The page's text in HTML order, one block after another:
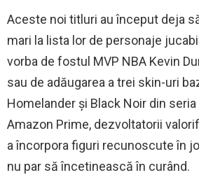
Aceste noi titluri au început deja
mari la lista lor de personaje
vorba de fostul MVP NBA Kevin
sau de adăugarea a trei skin-uri
Homelander și Black Noir din
Amazon Prime, dezvoltatorii
a încorpora figuri recunoscute în
nu par să încetinească în curând.